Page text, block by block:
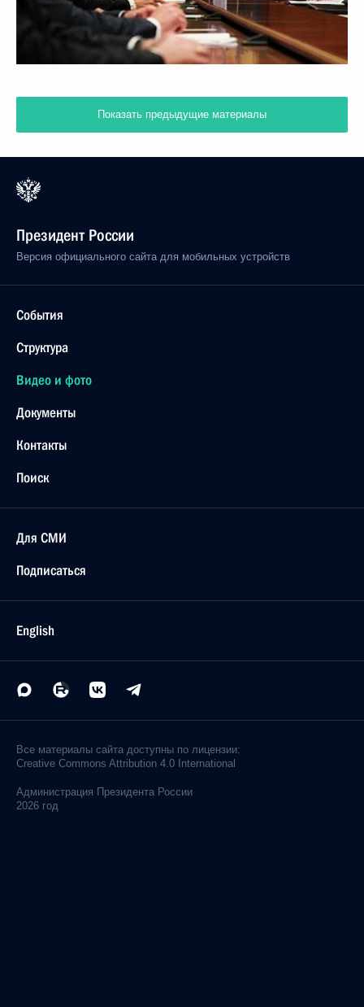
Показать предыдущие материалы
Президент России
Версия официального сайта для мобильных устройств
События
Структура
Видео и фото
Документы
Контакты
Поиск
Для СМИ
Подписаться
English
Все материалы сайта доступны по лицензии:
Creative Commons Attribution 4.0 International
Администрация Президента России
2026 год